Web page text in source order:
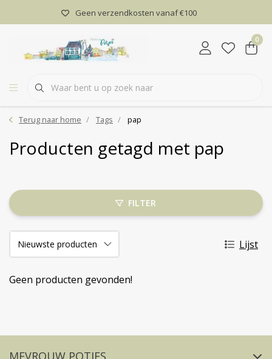
Geen verzendkosten vanaf €100
0
Terug naar home Tags pap
Producten getagd met pap
FILTER
Lijst
Geen producten gevonden!
FACEBOOK
MEVROUW POTJES